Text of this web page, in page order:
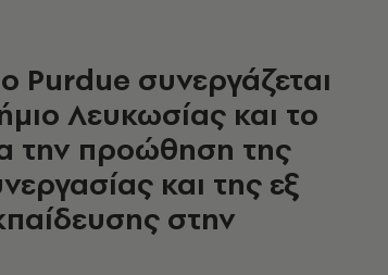
Purdue συνεργάζεται
Λευκωσίας και το
την προώθηση της
και της εξ
στην